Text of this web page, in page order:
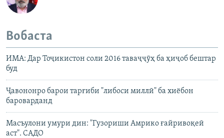
Вобаста
ИМА: Дар Тоҷикистон соли 2016 таваҷҷӯҳ ба ҳиҷоб бештар
буд
Ҷавононро барои тарғиби "либоси миллӣ" ба хиёбон
бароварданд
Масъулони умури дин: "Гузориши Амрико ғайривоқеӣ
аст". САДО